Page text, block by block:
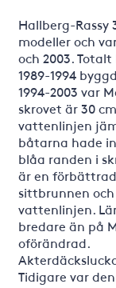
Hallberg-Rassy
modeller och
och 2003.
1989-1994
1994-2003 var
skrovet är 30
vattenlinjen
båtarna hade
blåa randen i
är en förbättrad
sittbrunnen
vattenlinjen.
bredare än på
oförändrad.
Tidigare var